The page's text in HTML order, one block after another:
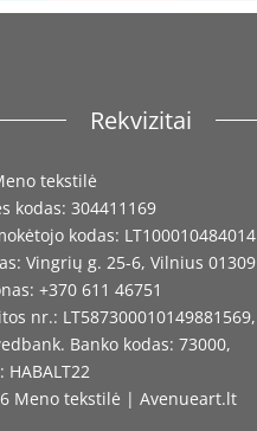
Rekvizitai
tekstilė
kodas: 304411169
kodas: LT100010484014
Vingrių g. 25-6, Vilnius 01309
+370 611 46751
nr.: LT587300010149881569,
Banko kodas: 73000,
HABALT22
Meno tekstilė | Avenueart.lt